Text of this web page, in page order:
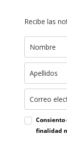
Recibe las
finalidad